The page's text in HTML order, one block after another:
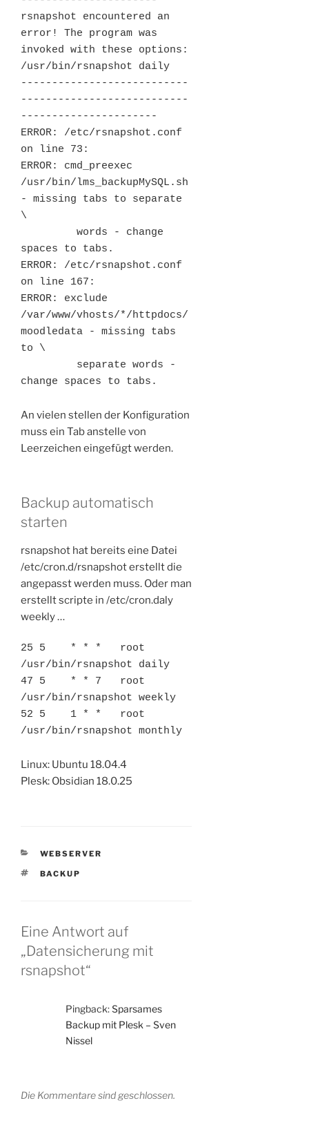
rsnapshot encountered an
error! The program was
invoked with these options:
/usr/bin/rsnapshot daily
---------------------------
---------------------------
----------------------
ERROR: /etc/rsnapshot.conf
on line 73:
ERROR: cmd_preexec
/usr/bin/lms_backupMySQL.sh
- missing tabs to separate
\
spaces to tabs.
ERROR: /etc/rsnapshot.conf
on line 167:
ERROR: exclude
/var/www/vhosts/*/httpdocs/
moodledata - missing tabs
to \
An vielen stellen der Konfiguration
muss ein Tab anstelle von
Leerzeichen eingefügt werden.
Backup automatisch
starten
rsnapshot hat bereits eine Datei
/etc/cron.d/rsnapshot erstellt die
angepasst werden muss. Oder man
erstellt scripte in /etc/cron.daly
weekly …
25 5    * * *   root
/usr/bin/rsnapshot daily
47 5    * * 7   root
/usr/bin/rsnapshot weekly
52 5    1 * *   root
/usr/bin/rsnapshot monthly
Linux: Ubuntu 18.04.4
Plesk: Obsidian 18.0.25
KATEGORIEN
WEBSERVER
SCHLAGWÖRTER
BACKUP
Eine Antwort auf
„Datensicherung mit
rsnapshot“
Pingback:Sparsames
Backup mit Plesk – Sven
Nissel
Die Kommentare sind geschlossen.